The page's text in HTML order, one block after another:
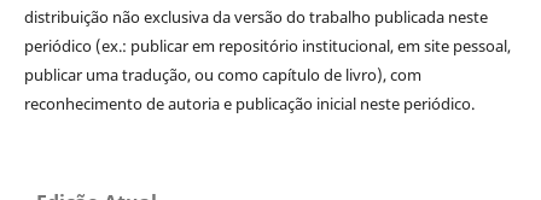
distribuição não exclusiva da versão do trabalho publicada neste
periódico (ex.: publicar em repositório institucional, em site pessoal,
publicar uma tradução, ou como capítulo de livro), com
reconhecimento de autoria e publicação inicial neste periódico.